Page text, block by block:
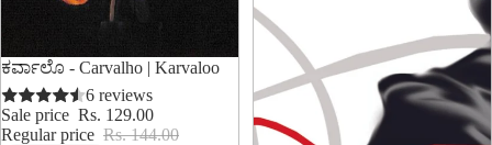
10% OFF
ಕರ್ವಾಲೊ - Carvalho | Karvaloo
6 reviews
Sale price Rs. 129.00
Regular price Rs. 144.00